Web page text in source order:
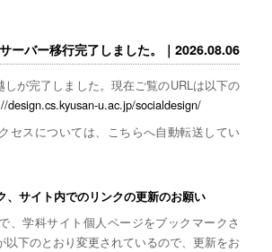
サーバー移行完了しました。｜2026.08.06
しが完了しました。現在ご覧のURLは以下の
design.cs.kyusan-u.ac.jp/socialdesign/
セスについては、こちらへ自動転送してい
、サイト内でのリンクの更新のお願い
、学科サイト個人ページをブックマークさ
以下のとおり変更されているので、更新をお